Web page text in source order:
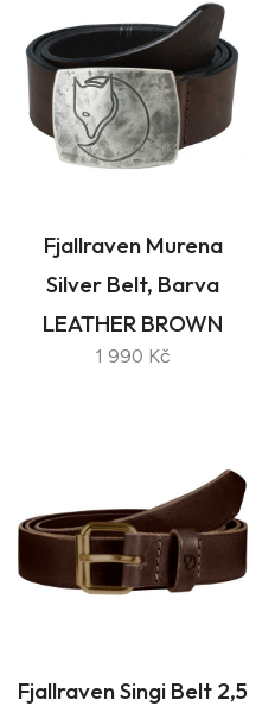
Fjallraven Murena
Silver Belt, Barva
LEATHER BROWN
1 990 Kč
Fjallraven Singi Belt 2,5